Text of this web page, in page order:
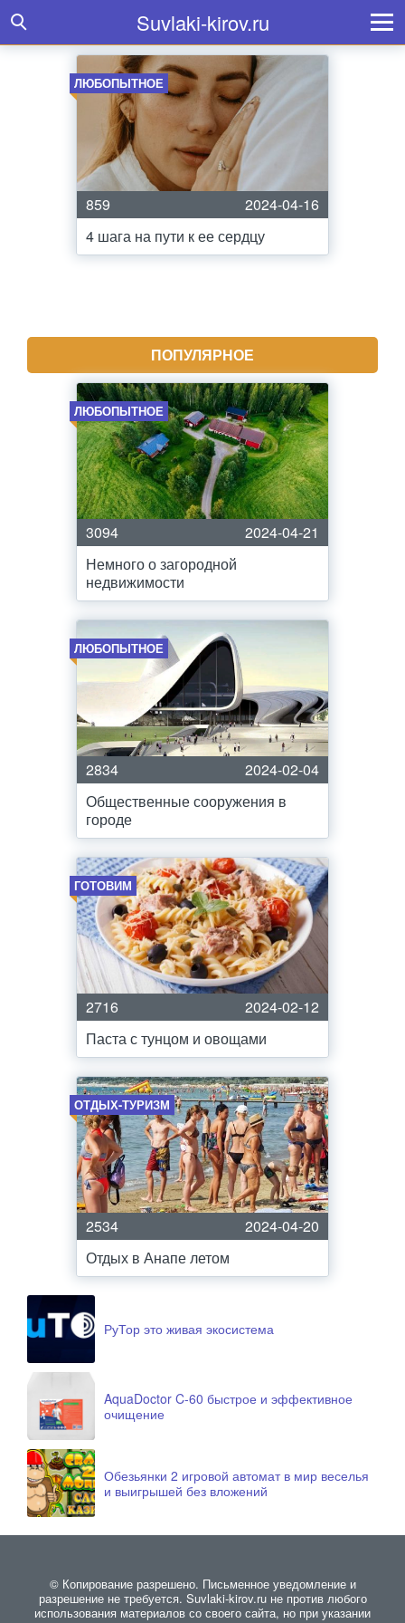
Suvlaki-kirov.ru
ЛЮБОПЫТНОЕ
859
2024-04-16
4 шага на пути к ее сердцу
ПОПУЛЯРНОЕ
ЛЮБОПЫТНОЕ
3094
2024-04-21
Немного о загородной
недвижимости
ЛЮБОПЫТНОЕ
2834
2024-02-04
Общественные сооружения в
городе
ГОТОВИМ
2716
2024-02-12
Паста с тунцом и овощами
ОТДЫХ-ТУРИЗМ
2534
2024-04-20
Отдых в Анапе летом
РуТор это живая экосистема
AquaDoctor C-60 быстрое и эффективное
очищение
Обезьянки 2 игровой автомат в мир веселья
и выигрышей без вложений
© Копирование разрешено. Письменное уведомление и
разрешение не требуется. Suvlaki-kirov.ru не против любого
использования материалов со своего сайта, но при указании